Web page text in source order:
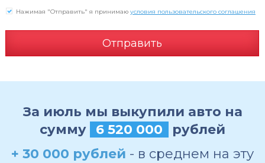
Отправить
Нажимая "Отправить" я принимаю условия пользовательского соглашения
За июль мы выкупили авто на
сумму
6 520 000
рублей
+ 30 000 рублей - в среднем на эту